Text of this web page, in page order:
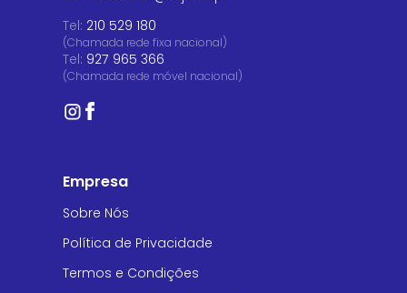
Tel: 210 529 180
(Chamada rede fixa nacional)
Tel: 927 965 366
(Chamada rede móvel nacional)
Empresa
Sobre Nós
Política de Privacidade
Termos e Condições